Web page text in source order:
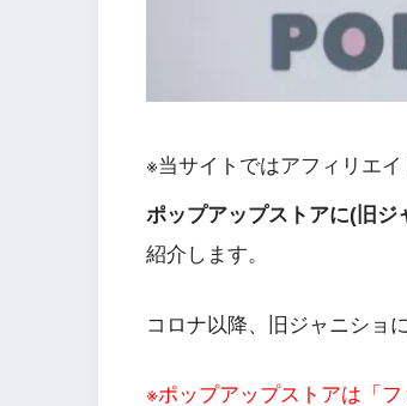
※当サイトではアフィリエイ
ポップアップストアに(旧ジ
紹介します。
コロナ以降、旧ジャニショ
※ポップアップストアは「